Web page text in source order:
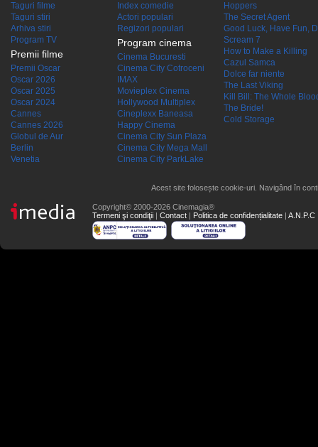
Taguri filme
Taguri stiri
Arhiva stiri
Program TV
Premii filme
Premii Oscar
Oscar 2026
Oscar 2025
Oscar 2024
Cannes
Cannes 2026
Globul de Aur
Berlin
Venetia
Index comedie
Actori populari
Regizori populari
Program cinema
Cinema Bucuresti
Cinema City Cotroceni
IMAX
Movieplex Cinema
Hollywood Multiplex
Cineplexx Baneasa
Happy Cinema
Cinema City Sun Plaza
Cinema City Mega Mall
Cinema City ParkLake
Hoppers
The Secret Agent
Good Luck, Have Fun,
Scream 7
How to Make a Killing
Cazul Samca
Dolce far niente
The Last Viking
Kill Bill: The Whole
The Bride!
Cold Storage
Acest site folosește cookie-uri. Navigând în
Copyright© 2000-2026 Cinemagia®
Termeni şi condiţii | Contact | Politica de confidențialitate | A.N.P.C